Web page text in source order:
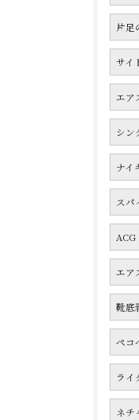
片足
サイ
エア
シン
ナイ
スパ
ACG
エア
靴底
ペコ
ライ
ネチ